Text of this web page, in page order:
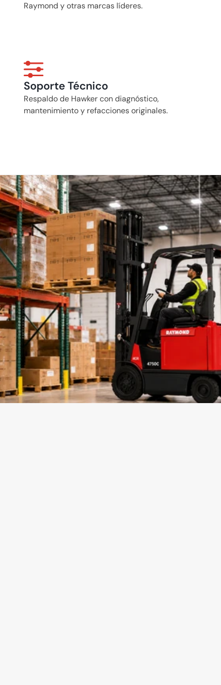
Raymond y otras marcas líderes.
Soporte Técnico
Respaldo de Hawker con diagnóstico,
mantenimiento y refacciones originales.
Cotiza Ya!
¿Interesado en este
producto?
Nuestro equipo de expertos te ayudará a
encontrar la solución de energía ideal para tu
operación.
Contactar Ahora